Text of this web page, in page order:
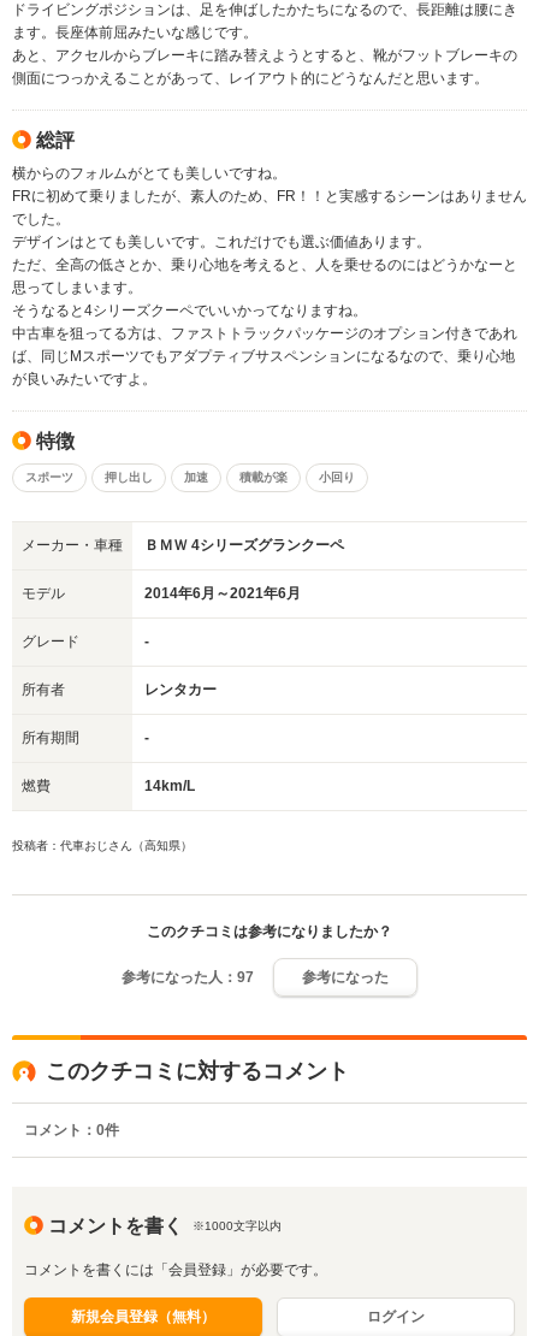
ドライビングポジションは、足を伸ばしたかたちになるので、長距離は腰にき
ます。長座体前屈みたいな感じです。
あと、アクセルからブレーキに踏み替えようとすると、靴がフットブレーキの
側面につっかえることがあって、レイアウト的にどうなんだと思います。
総評
横からのフォルムがとても美しいですね。
FRに初めて乗りましたが、素人のため、FR！！と実感するシーンはありません
でした。
デザインはとても美しいです。これだけでも選ぶ価値あります。
ただ、全高の低さとか、乗り心地を考えると、人を乗せるのにはどうかなーと
思ってしまいます。
そうなると4シリーズクーペでいいかってなりますね。
中古車を狙ってる方は、ファストトラックパッケージのオプション付きであれ
ば、同じMスポーツでもアダプティブサスペンションになるなので、乗り心地
が良いみたいですよ。
特徴
スポーツ 押し出し 加速 積載が楽 小回り
メーカー・車種 ＢＭＷ 4シリーズグランクーペ
モデル 2014年6月～2021年6月
グレード -
所有者 レンタカー
所有期間 -
燃費 14km/L
投稿者：代車おじさん（高知県）
このクチコミは参考になりましたか？
参考になった人： 97 参考になった
このクチコミに対するコメント
コメント： 0件
コメントを書く ※1000文字以内
コメントを書くには「会員登録」が必要です。
新規会員登録（無料） ログイン